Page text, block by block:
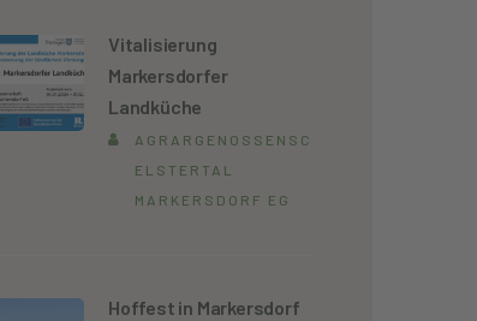
Vitalisierung
Markersdorfer
Landküche
AGRARGENOSSENSCHAFT
ELSTERTAL
MARKERSDORF EG
Hoffest in Markersdorf